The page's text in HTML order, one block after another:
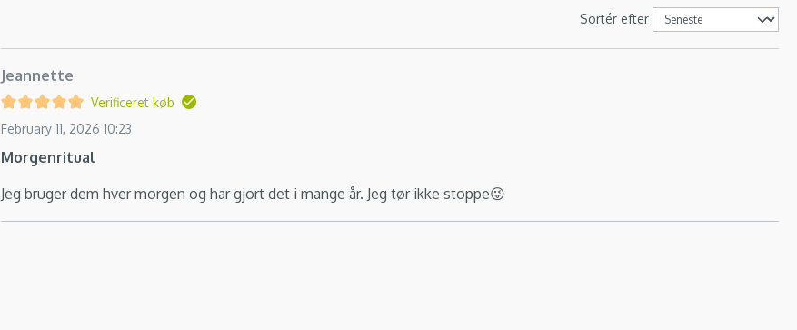
Sortér efter
Jeannette
Verificeret køb
February 11, 2026 10:23
Morgenritual
Jeg bruger dem hver morgen og har gjort det i mange år. Jeg tør ikke stoppe😜